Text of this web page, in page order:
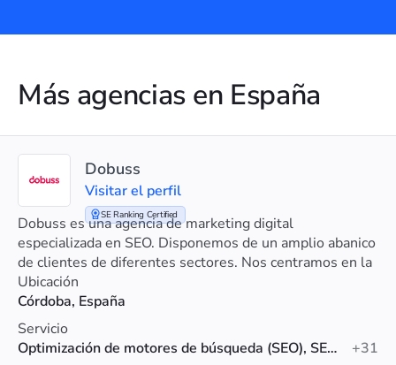
Más agencias en España
SE Ranking Certified
Dobuss
Visitar el perfil
Dobuss es una agencia de marketing digital
especializada en SEO. Disponemos de un amplio abanico
de clientes de diferentes sectores. Nos centramos en la
rentabilidad del negocio de nuestros clientes.
Ubicación
Córdoba, España
Servicio
Optimización de motores de búsqueda (SEO), SEO local, Auditoría SEO
+31